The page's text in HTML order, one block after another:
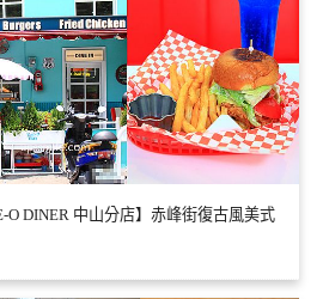
O DINER 中山分店】赤峰街復古風美式